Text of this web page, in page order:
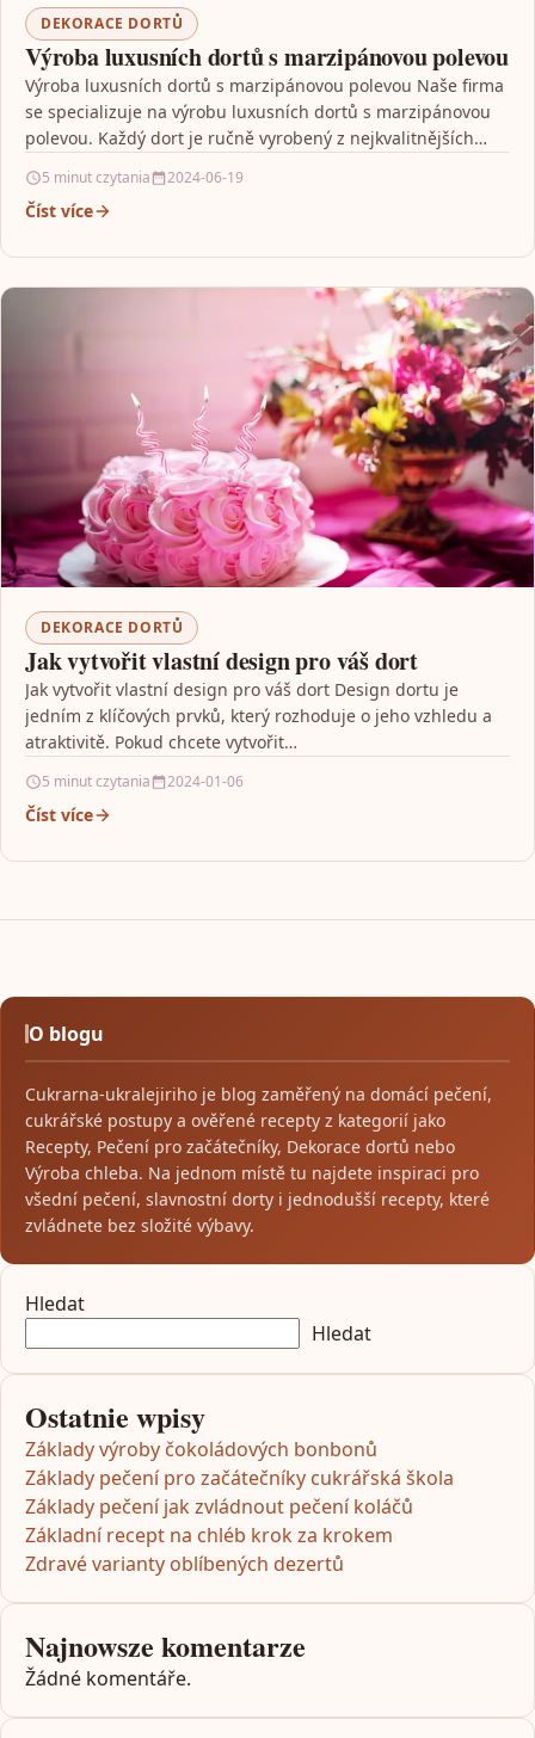
DEKORACE DORTŮ
Výroba luxusních dortů s marzipánovou polevou
Výroba luxusních dortů s marzipánovou polevou Naše firma
se specializuje na výrobu luxusních dortů s marzipánovou
polevou. Každý dort je ručně vyrobený z nejkvalitnějších…
5 minut czytania 2024-06-19
Číst více
DEKORACE DORTŮ
Jak vytvořit vlastní design pro váš dort
Jak vytvořit vlastní design pro váš dort Design dortu je
jedním z klíčových prvků, který rozhoduje o jeho vzhledu a
atraktivitě. Pokud chcete vytvořit…
5 minut czytania 2024-01-06
Číst více
O blogu
Cukrarna-ukralejiriho je blog zaměřený na domácí pečení,
cukrářské postupy a ověřené recepty z kategorií jako
Recepty, Pečení pro začátečníky, Dekorace dortů nebo
Výroba chleba. Na jednom místě tu najdete inspiraci pro
všední pečení, slavnostní dorty i jednodušší recepty, které
zvládnete bez složité výbavy.
Hledat
Hledat
Ostatnie wpisy
Základy výroby čokoládových bonbonů
Základy pečení pro začátečníky cukrářská škola
Základy pečení jak zvládnout pečení koláčů
Základní recept na chléb krok za krokem
Zdravé varianty oblíbených dezertů
Najnowsze komentarze
Žádné komentáře.